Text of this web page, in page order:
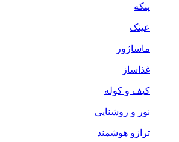
پنکه
عینک
ماساژور
غذاساز
کیف و کوله
نور و روشنایی
ترازو هوشمند